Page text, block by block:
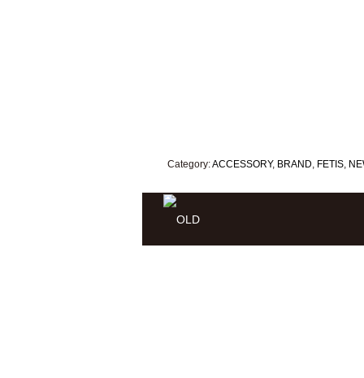
Category:ACCESSORY, BRAND, FETIS,